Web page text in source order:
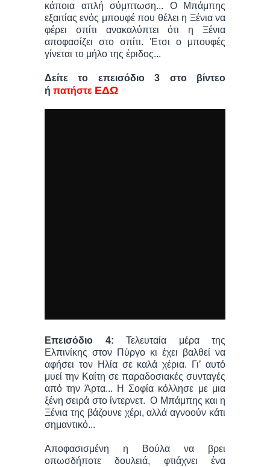
κάποια απλή σύμπτωση... Ο Μπάμπης
εξαιτίας ενός μπουφέ που θέλει η Ξένια να
φέρει σπίτι ανακαλύπτει ότι η Ξένια
αποφασίζει στο σπίτι. Έτσι ο μπουφές
γίνεται το μήλο της έριδος...
Δείτε το επεισόδιο 3 στο βίντεο
ή πατήστε ΕΔΩ
Επεισόδιο 4: Τελευταία μέρα της
Ελπινίκης στον Πύργο κι έχει βαλθεί να
αφήσει τον Ηλία σε καλά χέρια. Γι’ αυτό
μυεί την Καίτη σε παραδοσιακές συνταγές
από την Άρτα... Η Σοφία κόλλησε με μια
ξένη σειρά στο ίντερνετ. Ο Μπάμπης και η
Ξένια της βάζουνε χέρι, αλλά αγνοούν κάτι
σημαντικό...
Αποφασισμένη η Βούλα να βρει
οπωσδήποτε δουλειά, φτιάχνει ένα